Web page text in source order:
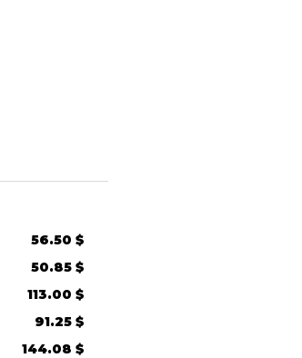
56.50 $
50.85 $
113.00 $
91.25 $
144.08 $